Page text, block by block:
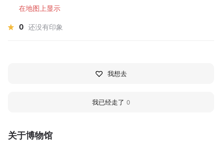
关于博物馆
在地图上显示
0 还没有印象
我想去
我已经走了 0